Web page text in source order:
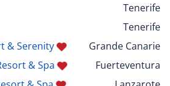
Tenerife
Tenerife
& Serenity
Grande Canarie
& Spa
Fuerteventura